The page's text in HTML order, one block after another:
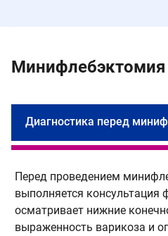
Минифлебэктомия
Диагностика перед
Перед проведением
выполняется консультация
осматривает нижние
выраженность варикоза и